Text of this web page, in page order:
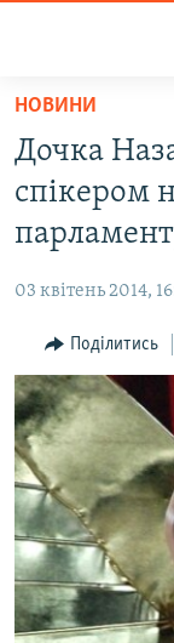
Перейти
основного
матеріалу
до
основної
Перейти
до
пошуку
ВОДА.КРИМ
ВІДЕО ТА ФОТО
БЛОГИ
ПОГЛЯД
ІНТЕРВ'Ю
ВСЕ ЗА ДЕНЬ
СПЕЦПРОЕКТИ
ДЕПОРТАЦІЯ
ВІДЕОУРОКИ
СВІДЧЕННЯ
ЯК ОБІЙТИ
Русский
Qırımtatar
НОВИНИ
Дочка
спікером
03 квітень 2014,
Поділитись